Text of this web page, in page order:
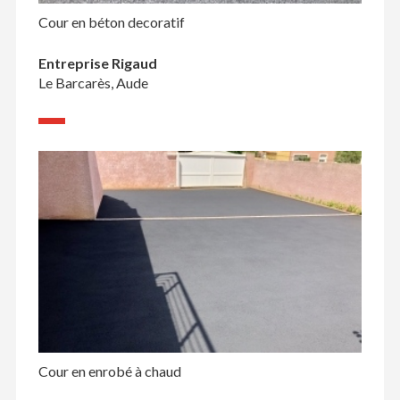
Cour en béton decoratif
Entreprise Rigaud
Le Barcarès, Aude
Cour en enrobé à chaud